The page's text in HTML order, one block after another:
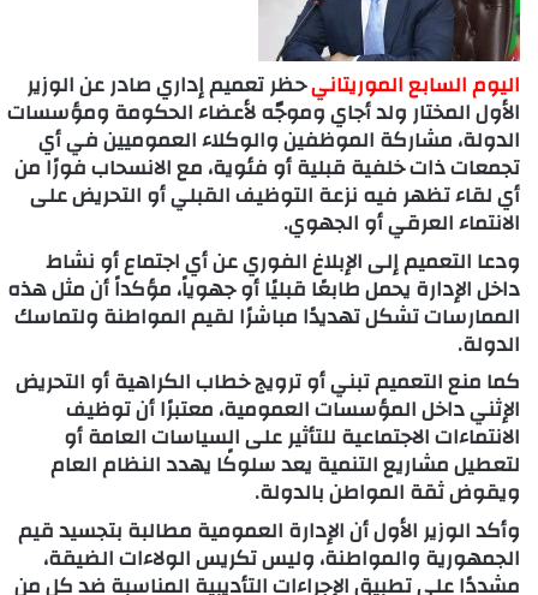
اليوم السابع الموريتانيحظر تعميم إداري صادر عن الوزير
الأول المختار ولد أجاي وموجّه لأعضاء الحكومة ومؤسسات
الدولة، مشاركة الموظفين والوكلاء العموميين في أي
تجمعات ذات خلفية قبلية أو فئوية، مع الانسحاب فورًا من
أي لقاء تظهر فيه نزعة التوظيف القبلي أو التحريض على
الانتماء العرقي أو الجهوي.
ودعا التعميم إلى الإبلاغ الفوري عن أي اجتماع أو نشاط
داخل الإدارة يحمل طابعًا قبليًا أو جهوياً، مؤكداً أن مثل هذه
الممارسات تشكل تهديدًا مباشرًا لقيم المواطنة ولتماسك
الدولة.
كما منع التعميم تبني أو ترويج خطاب الكراهية أو التحريض
الإثني داخل المؤسسات العمومية، معتبرًا أن توظيف
الانتماءات الاجتماعية للتأثير على السياسات العامة أو
لتعطيل مشاريع التنمية يعد سلوكًا يهدد النظام العام
ويقوض ثقة المواطن بالدولة.
وأكد الوزير الأول أن الإدارة العمومية مطالبة بتجسيد قيم
الجمهورية والمواطنة، وليس تكريس الولاءات الضيقة،
مشددًا على تطبيق الإجراءات التأديبية المناسبة ضد كل من